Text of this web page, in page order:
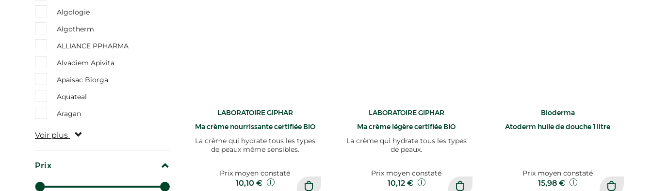
Algologie
Algotherm
ALLIANCE PPHARMA
Alvadiem Apivita
Apaisac Biorga
Aquateal
Aragan
Voir plus
Prix REPLIER
LABORATOIRE GIPHAR
Ma crème nourrissante certifiée BIO
La crème qui hydrate tous les types
de peaux même sensibles.
Prix moyen constaté
10,10 €
LABORATOIRE GIPHAR
Ma crème légère certifiée BIO
La crème qui hydrate tous les types
de peaux.
Prix moyen constaté
10,12 €
Bioderma
Atoderm huile de douche 1 litre
Prix moyen constaté
15,98 €